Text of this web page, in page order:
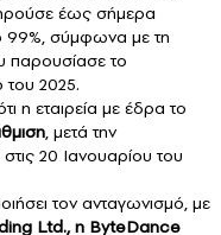
έως σήμερα
99%, σύμφωνα με τη
παρουσίασε το
του 2025.
η εταιρεία με έδρα το
, μετά την
20 Ιανουαρίου του
τον ανταγωνισμό, με
Ltd., η ByteDance